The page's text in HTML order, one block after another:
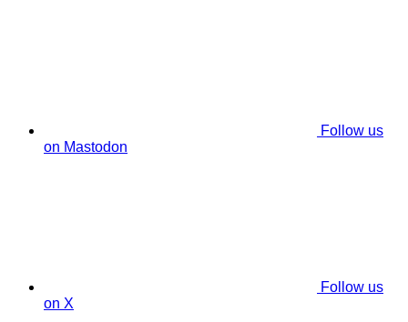
Follow us
on Mastodon
Follow us
on X